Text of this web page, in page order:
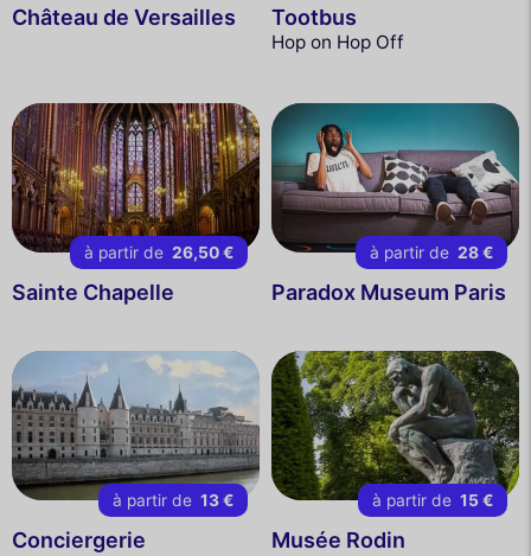
Château de Versailles Tootbus
Hop on Hop Off
à partir de 26,50 €
Sainte Chapelle
à partir de 28 €
Paradox Museum Paris
à partir de 13 €
Conciergerie
à partir de 15 €
Musée Rodin